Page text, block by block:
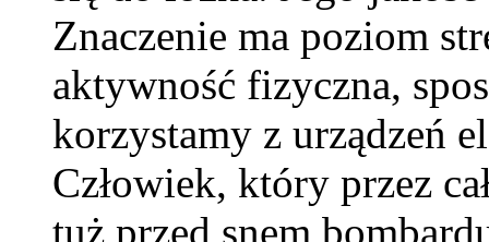
Znaczenie ma poziom
aktywność fizyczna,
korzystamy z urządzeń
Człowiek, który przez
tuż przed snem